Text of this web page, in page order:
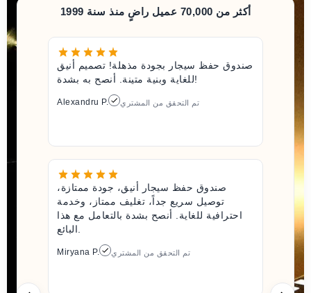
أكثر من 70,000 عميل راضٍ منذ سنة 1999
صندوق حفظ سيجار بجودة مذهلة! تصميم أنيق
للغاية وبنية متينة. أنصح به بشدة!
Alexandru P. تم التحقق من المشتري
صندوق حفظ سيجار أنيق، جودة ممتازة،
توصيل سريع جداً، تغليف ممتاز، وخدمة
احترافية للغاية. أنصح بشدة بالتعامل مع هذا
Miryana P. تم التحقق من المشتري